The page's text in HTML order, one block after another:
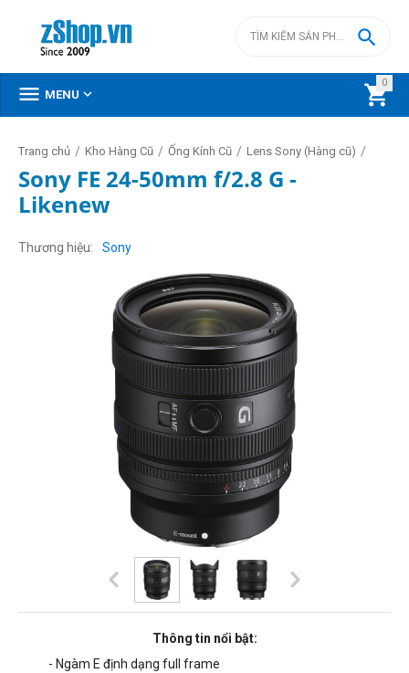
0


 MENU 
Trang chủ / Kho Hàng Cũ / Ống Kính Cũ / Lens Sony (Hàng cũ) /
Sony FE 24-50mm f/2.8 G -
Likenew
Thương hiệu Sony
Thông tin nổi bật:
- Ngàm E định dạng full frame